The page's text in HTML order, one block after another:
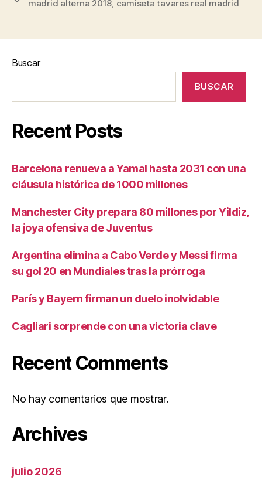
madrid alterna 2018, camiseta tavares real madrid
Buscar
BUSCAR
Recent Posts
Barcelona renueva a Yamal hasta 2031 con una
cláusula histórica de 1000 millones
Manchester City prepara 80 millones por Yildiz,
la joya ofensiva de Juventus
Argentina elimina a Cabo Verde y Messi firma
su gol 20 en Mundiales tras la prórroga
París y Bayern firman un duelo inolvidable
Cagliari sorprende con una victoria clave
Recent Comments
No hay comentarios que mostrar.
Archives
julio 2026